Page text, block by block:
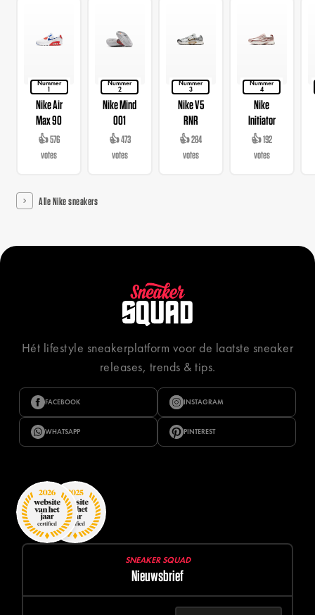
Nummer
1
Nike Air
Max 90
👍 576
votes
Nummer
2
Nike Mind
001
👍 473
votes
Nummer
3
Nike V5
RNR
👍 284
votes
Nummer
4
Nike
Initiator
👍 192
votes
Alle Nike sneakers
Hét lifestyle sneakerplatform voor de laatste sneaker
releases, trends & tips.
FACEBOOK INSTAGRAM
WHATSAPP PINTEREST
SNEAKER SQUAD
Nieuwsbrief